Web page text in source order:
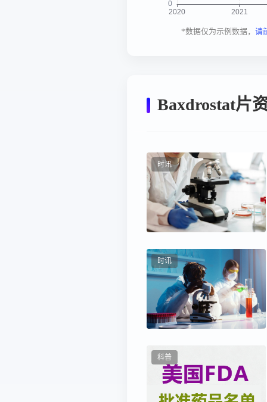
*数据仅为示例数据， 请
Baxdrostat片
时讯
时讯
科普